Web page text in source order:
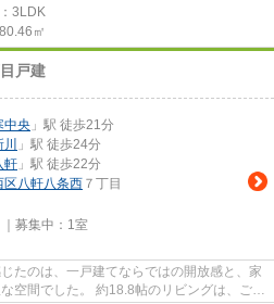
3LDK
㎡
戸建
中央 」駅 徒歩21分
」駅 徒歩24分
軒 」駅 徒歩22分
区八軒八条西 ７丁目
募集中： 1室
たのは、一戸建てならではの開放感と、家
帖のリビングは、ご家